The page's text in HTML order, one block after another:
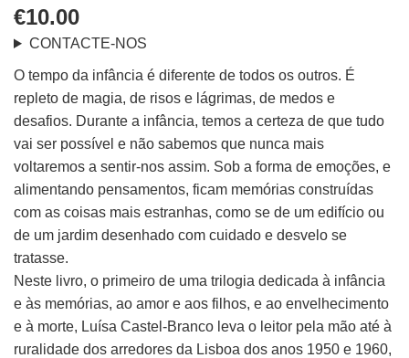
€10.00
CONTACTE-NOS
O tempo da infância é diferente de todos os outros. É
repleto de magia, de risos e lágrimas, de medos e
desafios. Durante a infância, temos a certeza de que tudo
vai ser possível e não sabemos que nunca mais
voltaremos a sentir-nos assim. Sob a forma de emoções, e
alimentando pensamentos, ficam memórias construídas
com as coisas mais estranhas, como se de um edifício ou
de um jardim desenhado com cuidado e desvelo se
tratasse.
Neste livro, o primeiro de uma trilogia dedicada à infância
e às memórias, ao amor e aos filhos, e ao envelhecimento
e à morte, Luísa Castel-Branco leva o leitor pela mão até à
ruralidade dos arredores da Lisboa dos anos 1950 e 1960,